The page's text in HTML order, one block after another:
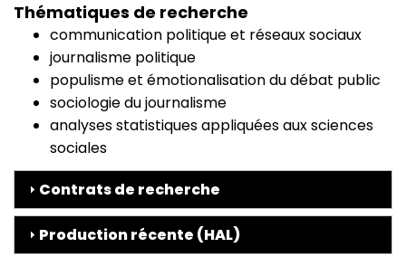
Thématiques de recherche
communication politique et réseaux sociaux
journalisme politique
populisme et émotionalisation du débat public
sociologie du journalisme
analyses statistiques appliquées aux sciences
sociales
Contrats de recherche
Production récente (HAL)